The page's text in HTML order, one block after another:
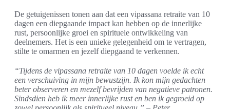
De getuigenissen tonen aan dat een vipassana retraite van 10
dagen een diepgaande impact kan hebben op de innerlijke
rust, persoonlijke groei en spirituele ontwikkeling van
deelnemers. Het is een unieke gelegenheid om te vertragen,
stilte te omarmen en jezelf diepgaand te verkennen.
“Tijdens de vipassana retraite van 10 dagen voelde ik echt
een verschuiving in mijn bewustzijn. Ik kon mijn gedachten
beter observeren en mezelf bevrijden van negatieve patronen.
Sindsdien heb ik meer innerlijke rust en ben ik gegroeid op